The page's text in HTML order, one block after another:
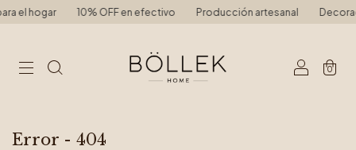
el hogar 10% OFF en efectivo Producción artesanal
0
Error - 404